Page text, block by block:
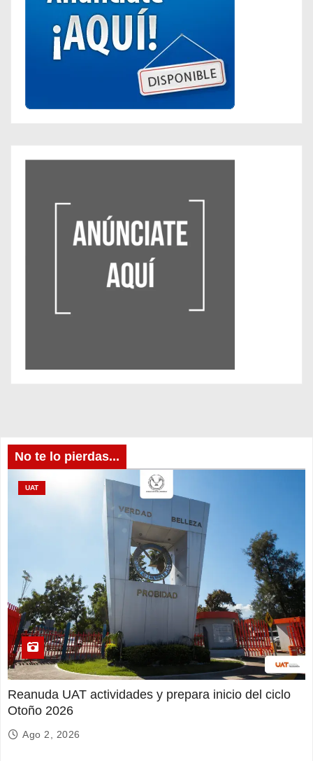
No te lo pierdas...
UAT
Reanuda UAT actividades y prepara inicio del ciclo
Otoño 2026
Ago 2, 2026